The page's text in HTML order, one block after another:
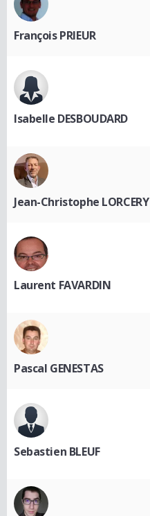
François PRIEUR
Isabelle DESBOUDARD
Jean-Christophe LORCERY
Laurent FAVARDIN
Pascal GENESTAS
Sebastien BLEUF